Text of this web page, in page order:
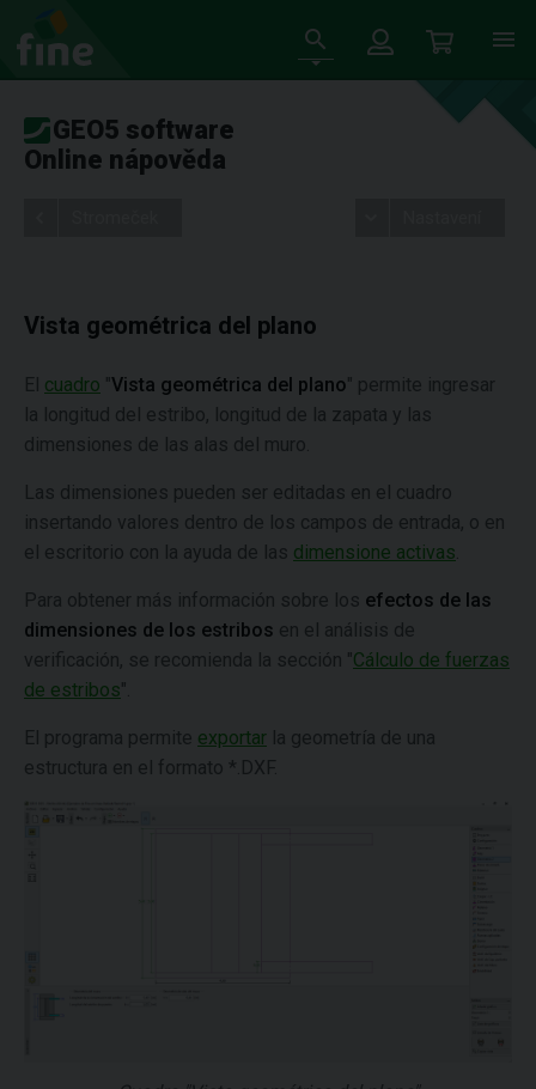
GEO5 software
Online nápověda
Vista geométrica del plano
El cuadro "Vista geométrica del plano" permite ingresar
la longitud del estribo, longitud de la zapata y las
dimensiones de las alas del muro.
Las dimensiones pueden ser editadas en el cuadro
insertando valores dentro de los campos de entrada, o en
el escritorio con la ayuda de las dimensione activas
Para obtener más información sobre los efectos de las
dimensiones de los estribos en el análisis de
verificación, se recomienda la sección "Cálculo de fuerzas
de estribos".
El programa permite exportar la geometría de una
estructura en el formato *.DXF.